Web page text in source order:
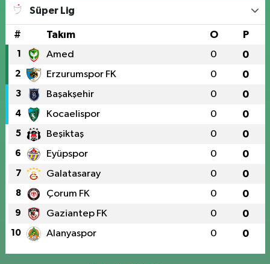
Süper Lig
# Takım O P
1 Amed 0 0
2 Erzurumspor FK 0 0
3 Başakşehir 0 0
4 Kocaelispor 0 0
5 Beşiktaş 0 0
6 Eyüpspor 0 0
7 Galatasaray 0 0
8 Çorum FK 0 0
9 Gaziantep FK 0 0
10 Alanyaspor 0 0